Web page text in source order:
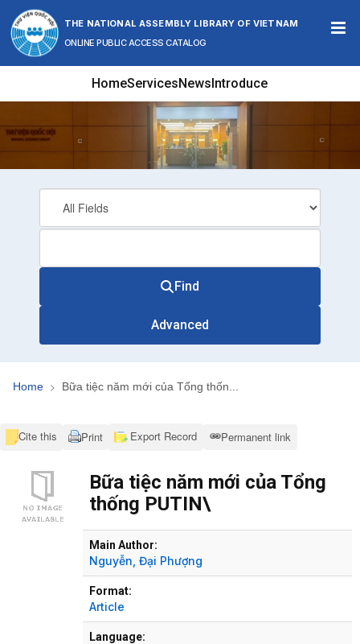
Skip to content
THE NATIONAL ASSEMBLY LIBRARY OF VIETNAM
ONLINE PUBLIC ACCESS CATALOG
HomeServicesNewsIntroduce
Find
Advanced
Home Bữa tiệc năm mới của Tổng thốn...
Cite this Print Export Record Permanent link
Bữa tiệc năm mới của Tổng
thống PUTIN\
Main Author:
Nguyễn, Đại Phượng
Format:
Article
Language: